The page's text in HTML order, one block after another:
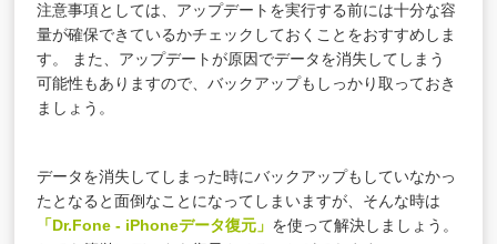
注意事項としては、アップデートを実行する前には十分な容
量が確保できているかチェックしておくことをおすすめしま
す。 また、アップデートが原因でデータを消失してしまう
可能性もありますので、バックアップもしっかり取っておき
ましょう。
データを消失してしまった時にバックアップもしていなかっ
たとなると面倒なことになってしまいますが、そんな時は
「Dr.Fone - iPhoneデータ復元」 を使って解決しましょう。